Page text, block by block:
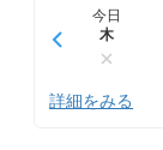
今日
木
詳細をみる